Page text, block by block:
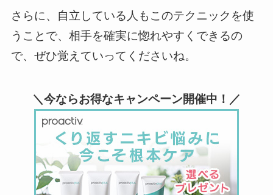
さらに、自立している人もこのテクニックを使
うことで、相手を確実に惚れやすくできるの
で、ぜひ覚えていってくださいね。
＼今ならお得なキャンペーン開催中！／